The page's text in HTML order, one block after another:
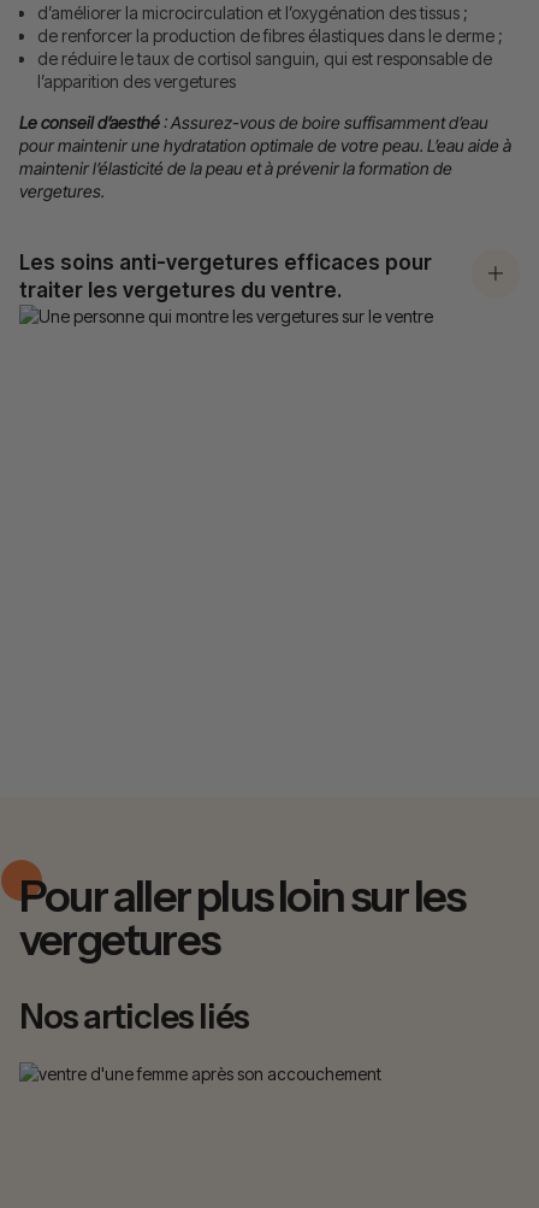
d’améliorer la microcirculation et l’oxygénation des tissus ;
de renforcer la production de fibres élastiques dans le derme ;
de réduire le taux de cortisol sanguin, qui est responsable de
l’apparition des vergetures
Le conseil d’aesthé: Assurez-vous de boire suffisamment d’eau
pour maintenir une hydratation optimale de votre peau. L’eau aide à
maintenir l’élasticité de la peau et à prévenir la formation de
vergetures.
Les soins anti-vergetures efficaces pour
traiter les vergetures du ventre.
Pour aller plus loin sur les
vergetures
Nos articles liés